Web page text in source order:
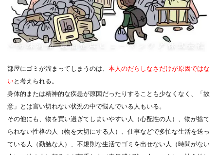
部屋にゴミが溜まってしまうのは、 本人のだらしなさだけが原因ではな
いと考えられる。
身体的または精神的な疾患が原因だったりすることも少なくなく、「故
意」とは言い切れない状況の中で悩んでいる人もいる。
その他にも、物を買い過ぎてしまいやすい人（心配性の人）、物が捨て
られない性格の人（物を大切にする人）、仕事などで多忙な生活を送っ
ている人（勤勉な人）、不規則な生活でゴミを出せない人（時間がない